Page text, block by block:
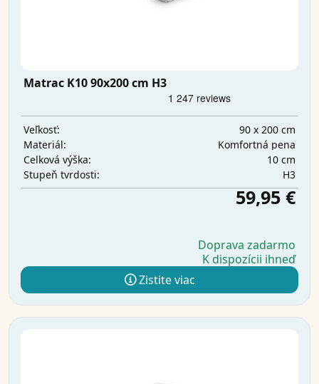
Matrac K10 90x200 cm H3
Veľkosť:
90 x 200 cm
Materiál:
Komfortná pena
Celková výška:
10 cm
Stupeň tvrdosti:
H3
59,95 €
Doprava zadarmo
K dispozícii ihneď
Zistite viac